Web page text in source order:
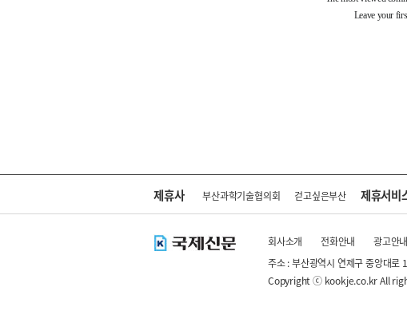
제휴사 부산과학기술협의회 걷고싶은부산 제휴서비
회사소개 전화안내 광고안내
주소 : 부산광역시 연제구 중앙대로
Copyright ⓒ kookje.co.kr All